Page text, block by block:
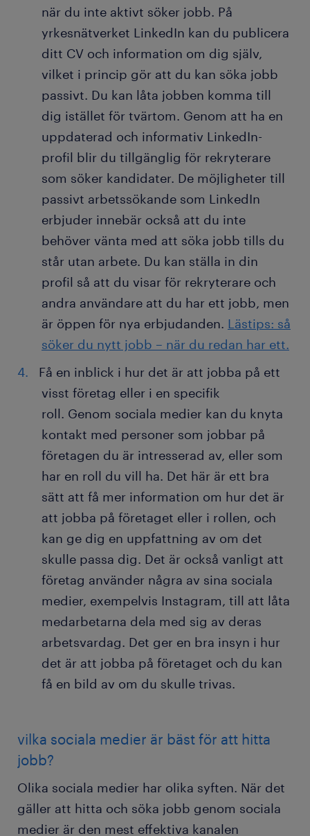
när du inte aktivt söker jobb. På
yrkesnätverket LinkedIn kan du publicera
ditt CV och information om dig själv,
vilket i princip gör att du kan söka jobb
passivt. Du kan låta jobben komma till
dig istället för tvärtom. Genom att ha en
uppdaterad och informativ LinkedIn-
profil blir du tillgänglig för rekryterare
som söker kandidater. De möjligheter till
passivt arbetssökande som LinkedIn
erbjuder innebär också att du inte
behöver vänta med att söka jobb tills du
står utan arbete. Du kan ställa in din
profil så att du visar för rekryterare och
andra användare att du har ett jobb, men
är öppen för nya erbjudanden. Lästips: så
söker du nytt jobb – när du redan har ett.
Få en inblick i hur det är att jobba på ett
visst företag eller i en specifik
roll. Genom sociala medier kan du knyta
kontakt med personer som jobbar på
företagen du är intresserad av, eller som
har en roll du vill ha. Det här är ett bra
sätt att få mer information om hur det är
att jobba på företaget eller i rollen, och
kan ge dig en uppfattning av om det
skulle passa dig. Det är också vanligt att
företag använder några av sina sociala
medier, exempelvis Instagram, till att låta
medarbetarna dela med sig av deras
arbetsvardag. Det ger en bra insyn i hur
det är att jobba på företaget och du kan
få en bild av om du skulle trivas.
vilka sociala medier är bäst för att hitta
jobb?
Olika sociala medier har olika syften. När det
gäller att hitta och söka jobb genom sociala
medier är den mest effektiva kanalen